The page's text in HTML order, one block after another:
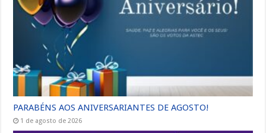
PARABÉNS AOS ANIVERSARIANTES DE AGOSTO!
1 de agosto de 2026